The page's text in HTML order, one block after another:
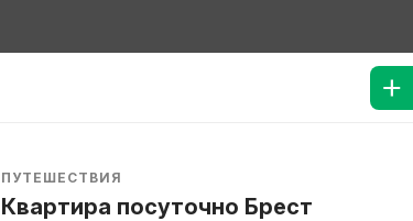
ПУТЕШЕСТВИЯ
Квартира посуточно Брест